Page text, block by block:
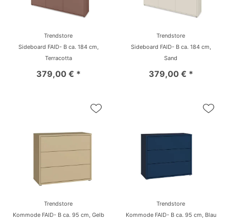
Trendstore
Sideboard FAID- B ca. 184 cm,
Terracotta
379,00 € *
Trendstore
Sideboard FAID- B ca. 184 cm,
Sand
379,00 € *
Trendstore
Kommode FAID- B ca. 95 cm, Gelb
Trendstore
Kommode FAID- B ca. 95 cm, Blau